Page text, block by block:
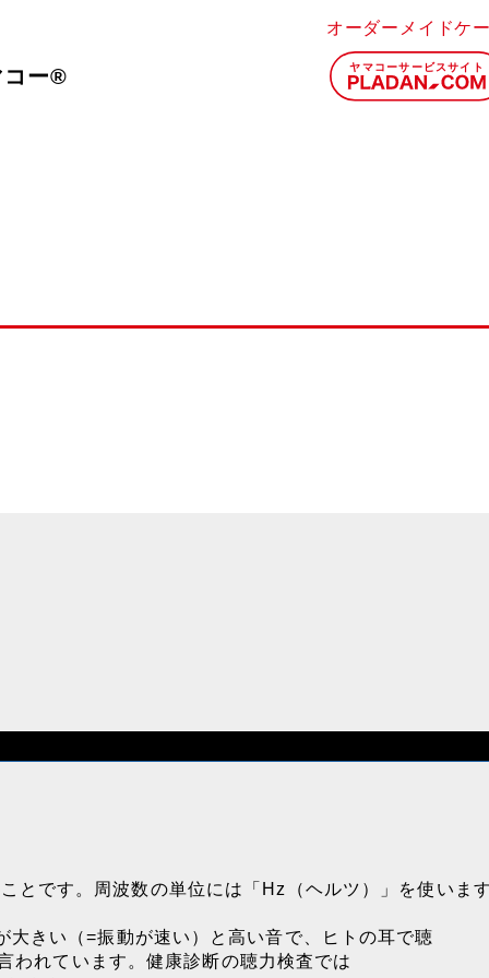
コー®
オーダーメイドケ
とです。周波数の単位には「Hz（ヘルツ）」を使いま
大きい（=振動が速い）と高い音で、ヒトの耳で聴
われています。健康診断の聴力検査では